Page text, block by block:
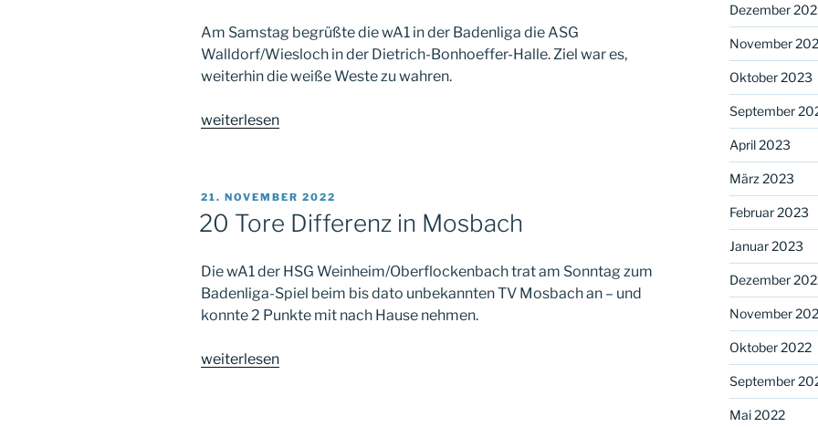
Am Samstag begrüßte die wA1 in der Badenliga die ASG
Walldorf/Wiesloch in der Dietrich-Bonhoeffer-Halle. Ziel war es,
weiterhin die weiße Weste zu wahren.
„Weiterhin
weiterlesen
VERÖFFENTLICHT
AM
21. NOVEMBER 2022
20 Tore Differenz in Mosbach
Die wA1 der HSG Weinheim/Oberflockenbach trat am Sonntag zum
Badenliga-Spiel beim bis dato unbekannten TV Mosbach an – und
konnte 2 Punkte mit nach Hause nehmen.
„20
weiterlesen
Dezember
November
Oktober 2023
September
April 2023
März 2023
Februar 2023
Januar 2023
Dezember
November
Oktober 2022
September
Mai 2022